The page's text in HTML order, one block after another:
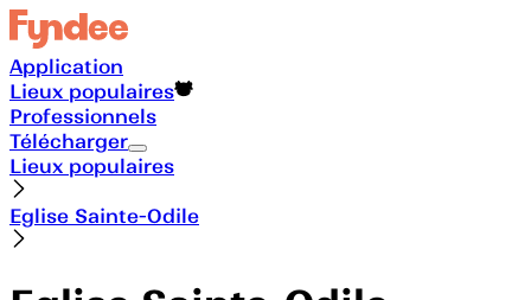
Application
Lieux populaires
Professionnels
Télécharger
Lieux populaires
Eglise Sainte-Odile